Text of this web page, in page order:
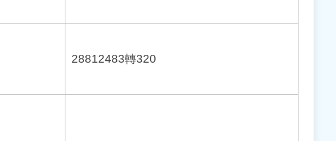
28812483轉320